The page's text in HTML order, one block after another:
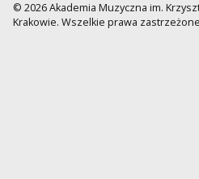
© 2026 Akademia Muzyczna im.
Krakowie. Wszelkie prawa